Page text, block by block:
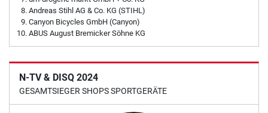
Andreas Stihl AG & Co. KG (STIHL)
Canyon Bicycles GmbH (Canyon)
ABUS August Bremicker Söhne KG
N-TV & DISQ 2024
GESAMTSIEGER SHOPS SPORTGERÄTE